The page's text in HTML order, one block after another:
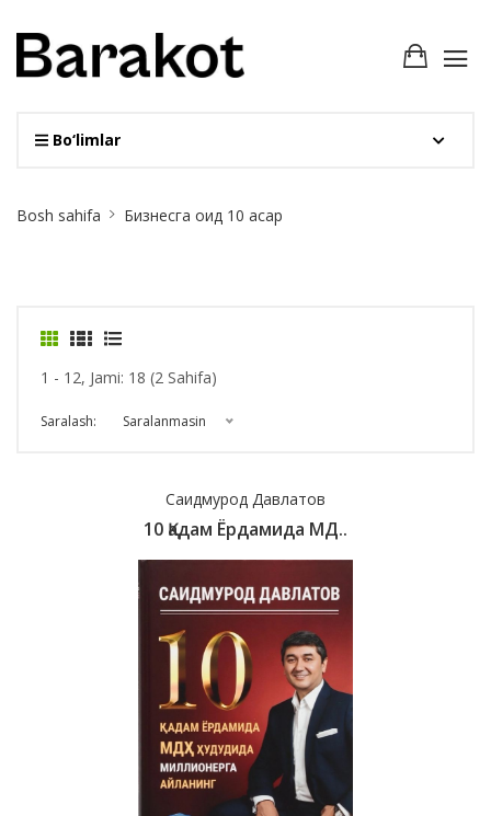
Bo‘limlar
Breadcrumb
Bosh sahifa Бизнесга оид 10 асар
1 - 12, Jami: 18 (2 Sahifa)
Saralash: Saralanmasin
Саидмурод Давлатов
10 Қадам Ёрдамида МД..